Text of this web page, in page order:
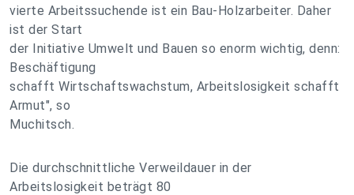
vierte Arbeitssuchende ist ein Bau-Holzarbeiter. Daher
ist der Start
der Initiative Umwelt und Bauen so enorm wichtig, denn:
Beschäftigung
schafft Wirtschaftswachstum, Arbeitslosigkeit schafft
Armut", so
Muchitsch.
Die durchschnittliche Verweildauer in der
Arbeitslosigkeit beträgt 80